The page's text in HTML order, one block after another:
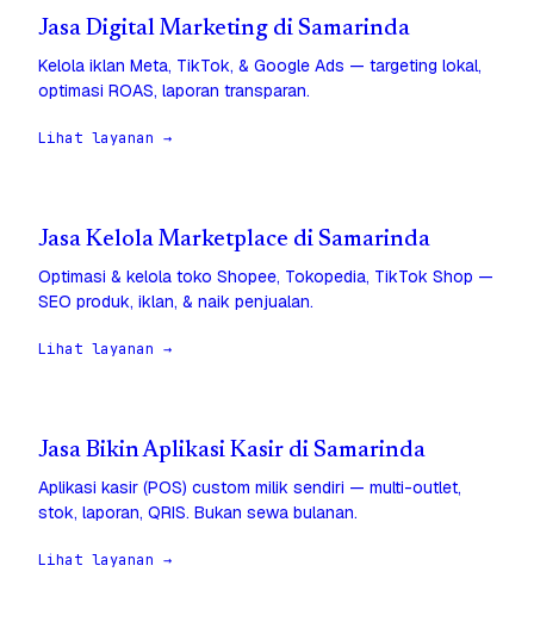
Jasa Digital Marketing di Samarinda
Kelola iklan Meta, TikTok, & Google Ads — targeting lokal,
optimasi ROAS, laporan transparan.
Lihat layanan →
Jasa Kelola Marketplace di Samarinda
Optimasi & kelola toko Shopee, Tokopedia, TikTok Shop —
SEO produk, iklan, & naik penjualan.
Lihat layanan →
Jasa Bikin Aplikasi Kasir di Samarinda
Aplikasi kasir (POS) custom milik sendiri — multi-outlet,
stok, laporan, QRIS. Bukan sewa bulanan.
Lihat layanan →